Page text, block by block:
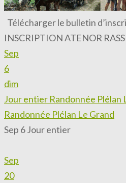
Télécharger le bulletin
INSCRIPTION ATENOR
Sep
6
dim
Jour entier Randonnée Plélan
Randonnée Plélan Le Grand
Sep 6Jour entier
Sep
20